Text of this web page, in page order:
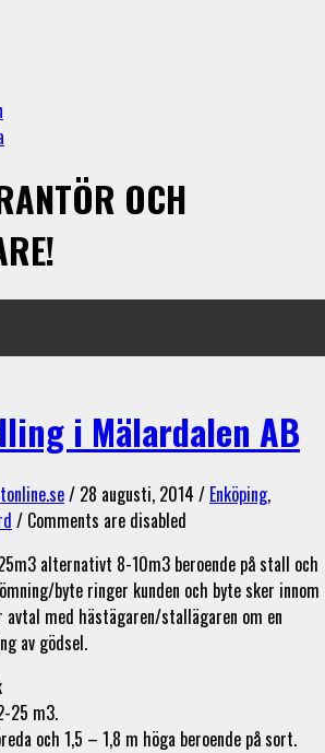
OCH
i Mälardalen AB
/ 28 augusti, 2014 / Enköping,
/ Comments are disabled
alternativt 8-10m3 beroende på stall och
byte ringer kunden och byte sker innom
med hästägaren/stallägaren om en
av gödsel.
25 m3.
och 1,5 – 1,8 m höga beroende på sort.